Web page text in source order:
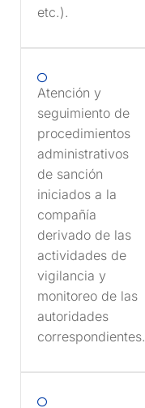
etc.).
Atención y
seguimiento de
procedimientos
administrativos
de sanción
iniciados a la
compañía
derivado de las
actividades de
vigilancia y
monitoreo de las
autoridades
correspondientes.